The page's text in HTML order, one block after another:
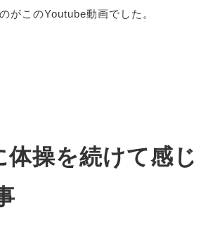
がこのYoutube動画でした。
体操を続けて感じ